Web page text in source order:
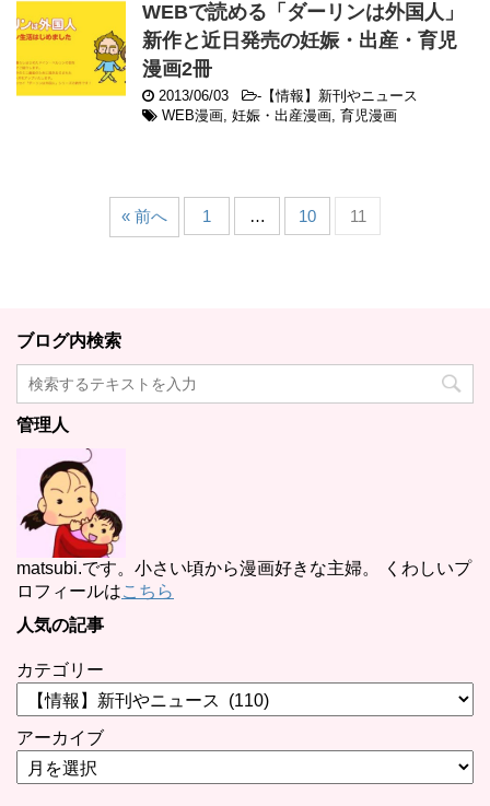
WEBで読める「ダーリンは外国人」
新作と近日発売の妊娠・出産・育児
漫画2冊
2013/06/03 - 【情報】新刊やニュース
WEB漫画, 妊娠・出産漫画, 育児漫画
« 前へ 1 … 10 11
ブログ内検索
管理人
matsubi.です。小さい頃から漫画好きな主婦。 くわしいプ
ロフィールはこちら
人気の記事
カテゴリー
アーカイブ